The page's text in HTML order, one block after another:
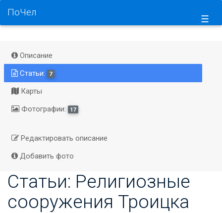
☰
ПоЧел
Описание
Статьи:
7
Карты
Фотографии:
17
Редактировать описание
Добавить фото
Статьи: Религиозные
сооружения Троицка